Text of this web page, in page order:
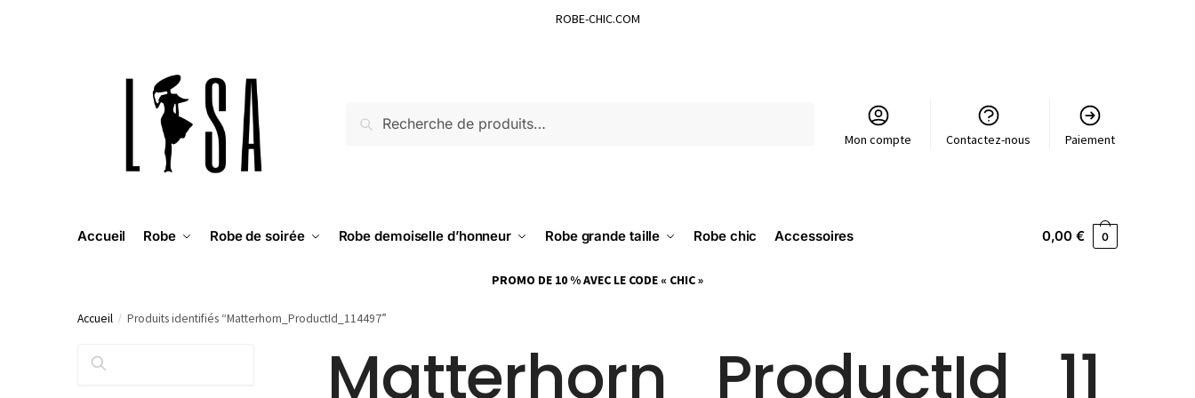
ROBE-CHIC.COM
RECHERCHE
Mon compte Contactez-nous Paiement
Accueil Robe Robe de soirée Robe demoiselle d’honneur Robe grande taille Robe chic Accessoires 0,00€ 0
PROMO DE 10 % AVEC LE CODE « CHIC »
Accueil / Produits identifiés “Matterhorn_ProductId_114497”
Matterhorn_ProductId_11